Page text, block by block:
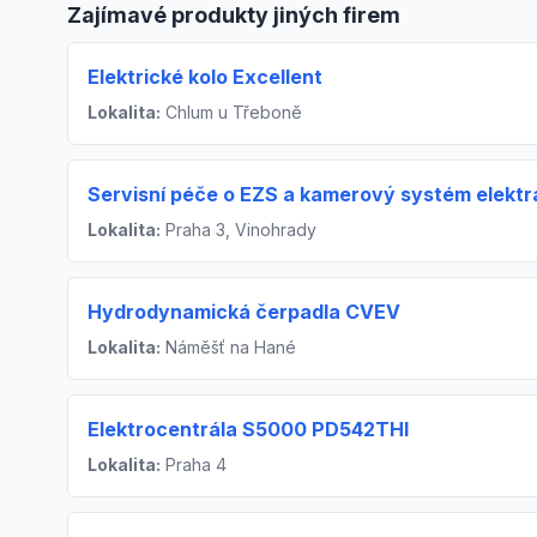
Zajímavé produkty jiných firem
Elektrické kolo Excellent
Lokalita: Chlum u Třeboně
Servisní péče o EZS a kamerový systém
Lokalita: Praha 3, Vinohrady
Hydrodynamická čerpadla CVEV
Lokalita: Náměšť na Hané
Elektrocentrála S5000 PD542THI
Lokalita: Praha 4